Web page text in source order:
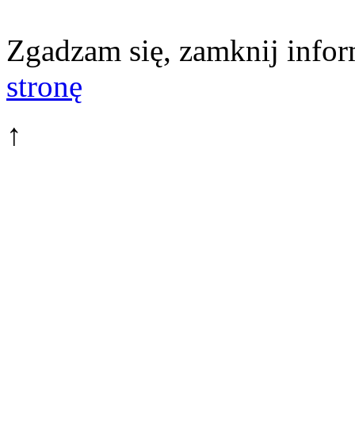
Zgadzam się, zamknij
stronę
↑